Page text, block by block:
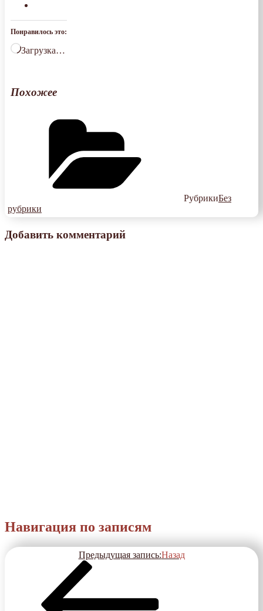
Понравилось это:
Загрузка…
Похожее
РубрикиБез
рубрики
Добавить комментарий
Навигация по записям
Предыдущая запись:Назад